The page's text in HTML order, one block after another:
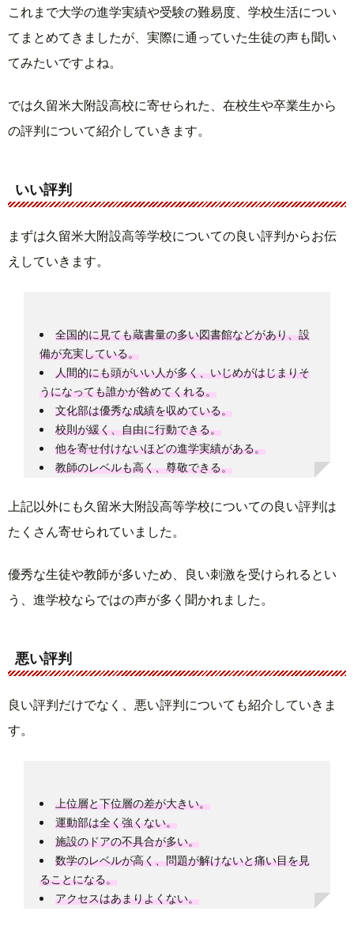
これまで大学の進学実績や受験の難易度、学校生活につい
てまとめてきましたが、実際に通っていた生徒の声も聞い
てみたいですよね。
では久留米大附設高校に寄せられた、在校生や卒業生から
の評判について紹介していきます。
いい評判
まずは久留米大附設高等学校についての良い評判からお伝
えしていきます。
全国的に見ても蔵書量の多い図書館などがあり、設
備が充実している。
人間的にも頭がいい人が多く、いじめがはじまりそ
うになっても誰かが咎めてくれる。
文化部は優秀な成績を収めている。
校則が緩く、自由に行動できる。
他を寄せ付けないほどの進学実績がある。
教師のレベルも高く、尊敬できる。
上記以外にも久留米大附設高等学校についての良い評判は
たくさん寄せられていました。
優秀な生徒や教師が多いため、良い刺激を受けられるとい
う、進学校ならではの声が多く聞かれました。
悪い評判
良い評判だけでなく、悪い評判についても紹介していきま
す。
上位層と下位層の差が大きい。
運動部は全く強くない。
施設のドアの不具合が多い。
数学のレベルが高く、問題が解けないと痛い目を見
ることになる。
アクセスはあまりよくない。